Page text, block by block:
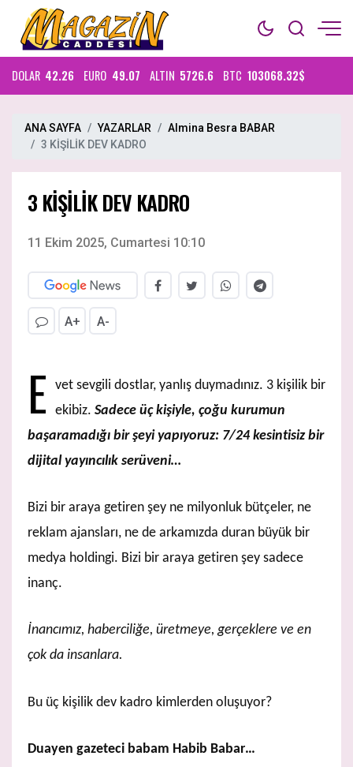
DOLAR 42.26 EURO 49.07 ALTIN 5726.6 BTC 103068.32$
ANA SAYFA YAZARLAR
Almina Besra BABAR
3 KİŞİLİK DEV KADRO
3 KİŞİLİK DEV KADRO
11 Ekim 2025, Cumartesi 10:10
A+ A-
E
vet sevgili dostlar, yanlış duymadınız. 3 kişilik bir
ekibiz. Sadece üç kişiyle, çoğu kurumun
başaramadığı bir şeyi yapıyoruz: 7/24 kesintisiz bir
dijital yayıncılık serüveni…
Bizi bir araya getiren şey ne milyonluk bütçeler, ne
reklam ajansları, ne de arkamızda duran büyük bir
medya holdingi. Bizi bir araya getiren şey sadece
inanç.
İnancımız, haberciliğe, üretmeye, gerçeklere ve en
çok da insanlara.
Bu üç kişilik dev kadro kimlerden oluşuyor?
Duayen gazeteci babam Habib Babar…